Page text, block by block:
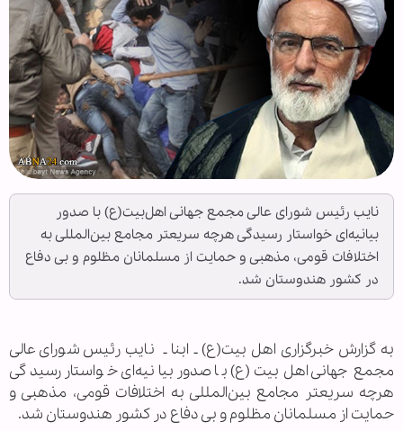
نایب‌ رئیس شورای عالی مجمع جهانی اهل‌بیت(ع) با صدور
بیانیه‌ای خواستار رسیدگی هرچه سریعتر مجامع بین‌المللی به
اختلافات قومی، مذهبی و حمایت از مسلمانان مظلوم و بی دفاع
در کشور هندوستان شد.
به گزارش خبرگزاری اهل بیت(ع) ـ ابنا ـ نایب‌ رئیس شورای عالی
مجمع جهانی اهل‌بیت(ع) با صدور بیانیه‌ای خواستار رسیدگی
هرچه سریعتر مجامع بین‌المللی به اختلافات قومی، مذهبی و
حمایت از مسلمانان مظلوم و بی دفاع در کشور هندوستان شد.